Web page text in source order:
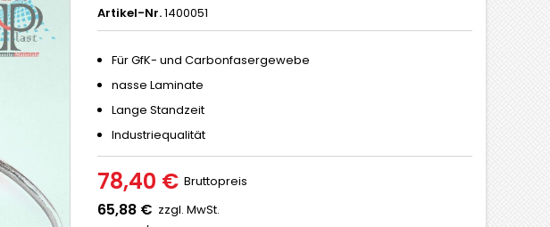
Artikel-Nr.1400051
Für GfK- und Carbonfasergewebe
nasse Laminate
Lange Standzeit
Industriequalität
78,40 € Bruttopreis
65,88 € zzgl. MwSt.